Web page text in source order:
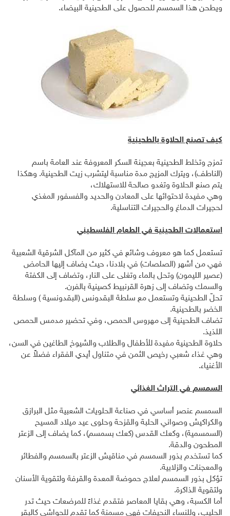
ويطحن هذا السمسم للحصول على الطحينية البيضاء.
كيف تصنع الحلاوة بالطحينية
تمزج وتخلط الطحينية بعجينة السكر المعروفة عند العامة باسم
(الناطف)، ويترك المزيج مدة مناسبة ليتشرب زيت الطحينية. وهكذا
يتم صنع الحلاوة وتغدو صالحة للاستهلاك،
وهي مفيدة لاحتوائها على المعادن والحديد والفسفور المغذي
لحجيرات الدماغ والحجيرات التناسلية.
استعمالات الطحينية في الطعام الفلسطيني
تستعمل كما هو معروف وشائع في كثير من المآكل الشرقية الشعبية
فهي من أشهر (الصلصات) في بلادنا، حيث يضاف إليها الحامض
(عصير الليمون) وتحل بالماء وتغلى على النار، وتضاف إلى الكفتة
والسمك وتضاف إلى زهرة القرنبيط كصينية بالفرن.
تحلّ الطحينية وتستعمل مع سلطة البقدونس (البقدونسية ) وسلطة
الخضر بالطحينية.
تضاف الطحينية إلى مهروس الحمص، وفي تحضير مدمس الحمص
اللذيذ.
حلاوة الطحينية مفيدة للأطفال والطلاب والشيوخ الطاغين في السن،
وهي غذاء شعبي رخيص الثمن في متناول أيدي الفقراء فضلاً عن
الأغنياء.
السمسم في التراث الغذائي
السمسم عنصر أساسي في صناعة الحلويات الشعبية مثل البرازق
والكراكيش وصواني الحلبة والقزحة وحلوى عيد ميلاد المسيح
(السمسمية)، وكعك القدس (كعك بسمسم)، كما يضاف إلى الزعتر
المطحون والدقة.
كما تستخدم بذور السمسم في مناقيش الزعتر بالسمسم والفطائر
والمعجنات والزلابية.
تؤكل بذور السمسم لعلاج حموضة المعدة والقرفة ولتقوية الأسنان
ولتقوية الذاكرة.
أما الكسبة، وهي بقايا المعاصر فتقدم غذاءً للمرضعات حيث تدر
الحليب، وللنساء النحيفات فهي مسمنة كما تقدم للحواشي كالبقر